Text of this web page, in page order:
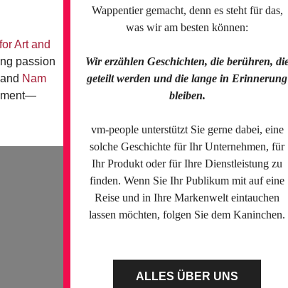
Art and
passion
Nam
Wappentier gemacht, denn es steht für das,
was wir am besten können:
Wir erzählen Geschichten, die berühren,
geteilt werden und die lange in Erinnerung
bleiben.
vm-people unterstützt Sie gerne dabei, eine
solche Geschichte für Ihr Unternehmen, für
Ihr Produkt oder für Ihre Dienstleistung zu
finden. Wenn Sie Ihr Publikum mit auf eine
Reise und in Ihre Markenwelt eintauchen
lassen möchten, folgen Sie dem Kaninchen.
ALLES ÜBER UNS